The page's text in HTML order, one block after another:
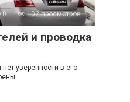
0 102 просмотров
и проводка
уверенности в его